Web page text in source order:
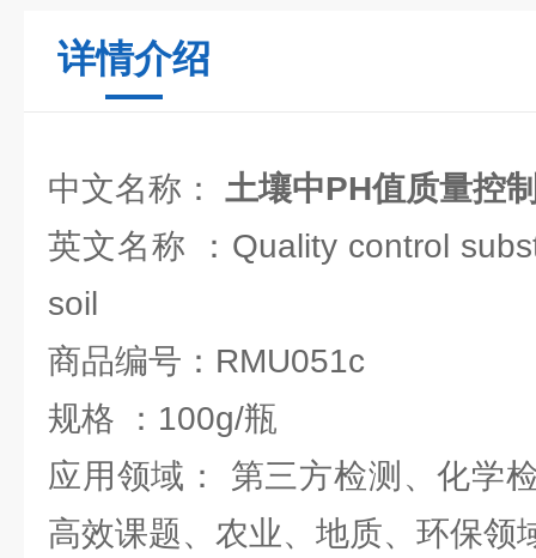
详情介绍
中文名称： 土壤中PH值质量控
英文名称 ：Quality control
soil
商品编号：RMU051c
规格 ：100g/瓶
应用领域： 第三方检测、化学
高效课题、农业、地质、环保领